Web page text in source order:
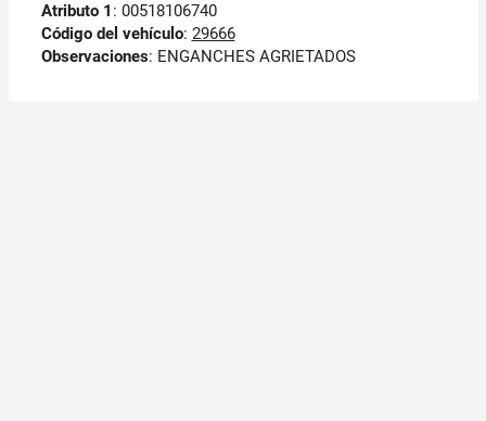
Atributo 1 : 00518106740
Código del vehículo: 29666
Observaciones: ENGANCHES AGRIETADOS